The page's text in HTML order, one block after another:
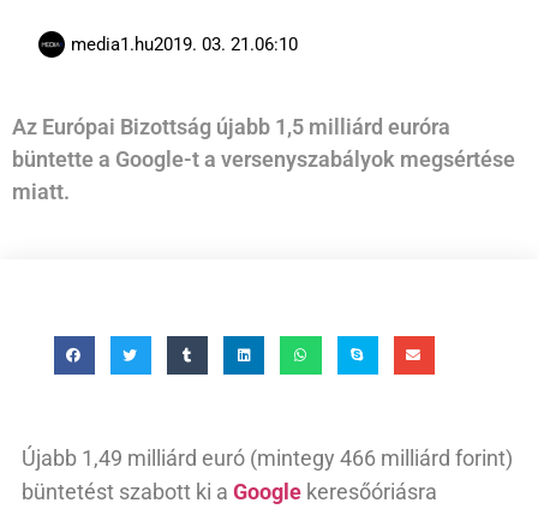
media1.hu2019. 03. 21.06:10
Az Európai Bizottság újabb 1,5 milliárd euróra
büntette a Google-t a versenyszabályok megsértése
miatt.
Újabb 1,49 milliárd euró (mintegy 466 milliárd forint)
büntetést szabott ki a Google keresőóriásra